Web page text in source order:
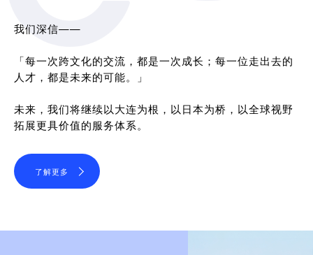
我们深信——
「每一次跨文化的交流，都是一次成长；每一位走出去的
人才，都是未来的可能。」
未来，我们将继续以大连为根，以日本为桥，以全球视野
拓展更具价值的服务体系。
了解更多